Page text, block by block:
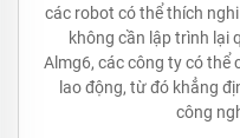
các robot có thể thích
không cần lập trình lại
Almg6, các công ty có thể
lao động, từ đó khẳng
công